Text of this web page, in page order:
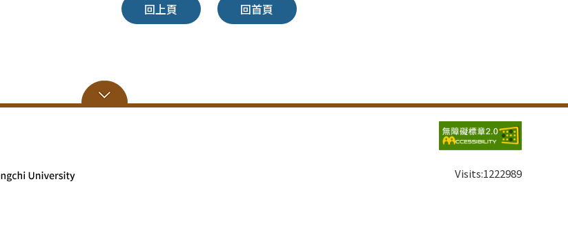
回上頁 回首頁
Visits:1222989